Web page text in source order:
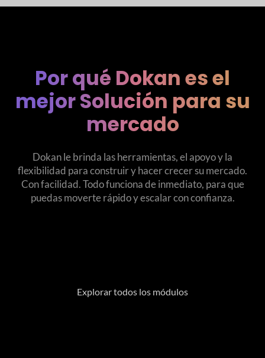
Por qué Dokan es el
mejorSolución para su
mercado
Dokan le brinda las herramientas, el apoyo y la
flexibilidad para construir y hacer crecer su mercado.
Con facilidad. Todo funciona de inmediato, para que
puedas moverte rápido y escalar con confianza.
Explorar todos los módulos